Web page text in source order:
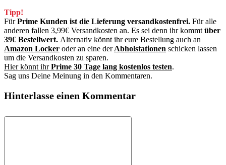
Tipp!
FürPrime Kunden ist die Lieferung versandkostenfrei. Für alle
anderen fallen 3,99€ Versandkosten an. Es sei denn ihr kommt über
39€ Bestellwert. Alternativ könnt ihr eure Bestellung auch an
Amazon Locker oder an eine der Abholstationen schicken lassen
um die Versandkosten zu sparen.
Hier könnt ihrPrime 30 Tage lang kostenlos testen.
Sag uns Deine Meinung in den Kommentaren.
Hinterlasse einen Kommentar